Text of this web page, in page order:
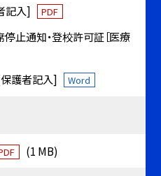
記入] PDF
停止通知・登校許可証［医療
[保護者記入] Word
(1 MB)